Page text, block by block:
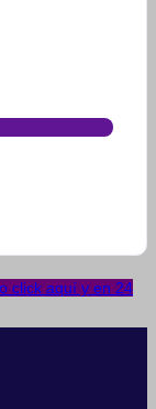
click aquí y en 24